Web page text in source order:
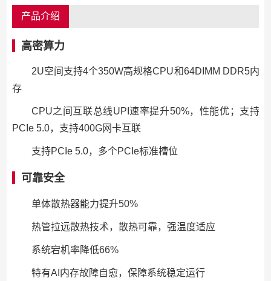
产品介绍
高密算力
2U空间支持4个350W高规格CPU和64DIMM DDR5内
存
CPU之间互联总线UPI速率提升50%，性能优；支持
PCIe 5.0，支持400G网卡互联
支持PCIe 5.0，多个PCIe标准槽位
可靠安全
单体散热器能力提升50%
热管拉远散热技术，散热可靠，强温度适应
系统宕机率降低66%
特有AI内存故障自愈，保障系统稳定运行